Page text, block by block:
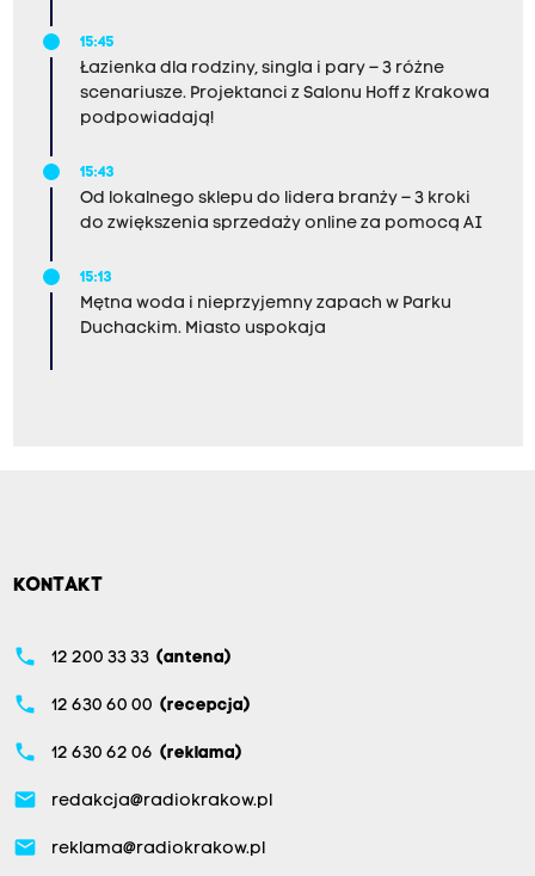
15:45
Łazienka dla rodziny, singla i pary – 3 różne
scenariusze. Projektanci z Salonu Hoff z Krakowa
podpowiadają!
15:43
Od lokalnego sklepu do lidera branży – 3 kroki
do zwiększenia sprzedaży online za pomocą AI
15:13
Mętna woda i nieprzyjemny zapach w Parku
Duchackim. Miasto uspokaja
KONTAKT
phone 12 200 33 33 (antena)
phone 12 630 60 00 (recepcja)
phone 12 630 62 06 (reklama)
email redakcja@radiokrakow.pl
email reklama@radiokrakow.pl